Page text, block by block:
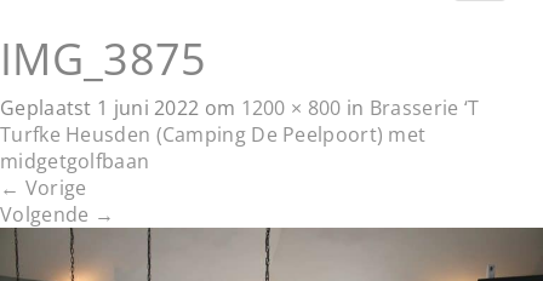
i
IMG_3875
Geplaatst 1 juni 2022 om 1200 × 800 in Brasserie ‘T
Turfke Heusden (Camping De Peelpoort) met
midgetgolfbaan
← Vorige
Volgende →